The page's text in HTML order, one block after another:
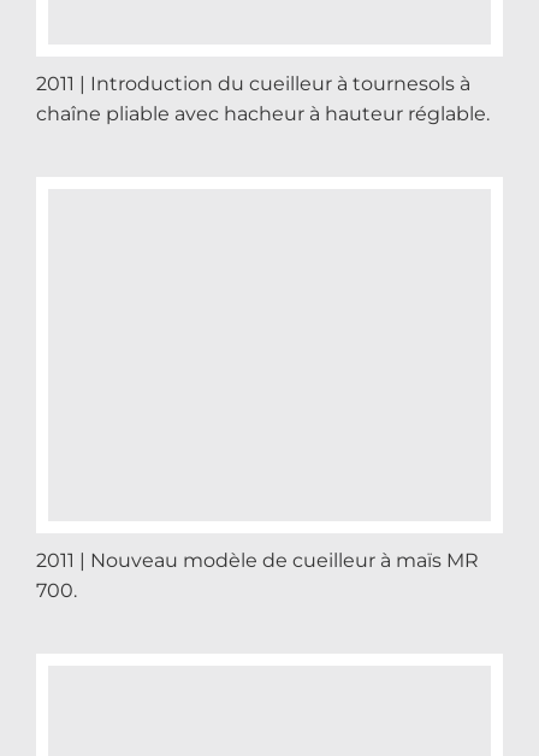
2011 | Introduction du cueilleur à tournesols à
chaîne pliable avec hacheur à hauteur réglable.
2011 | Nouveau modèle de cueilleur à maïs MR
700.